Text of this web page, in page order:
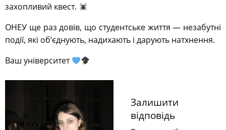
захопливий квест.
ОНЕУ ще раз довів, що студентське життя — незабутні
події, які об’єднують, надихають і дарують натхнення.
Ваш університет
Залишити
відповідь